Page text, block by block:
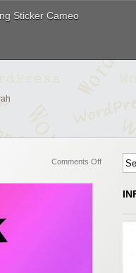
Sticker Cameo
Comments Offon
Cutting